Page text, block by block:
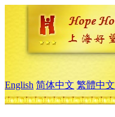
English 简体中文 繁體中文